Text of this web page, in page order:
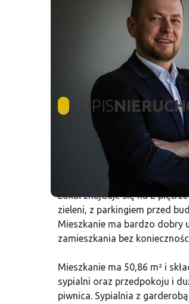
OPIS
Na sprzedaż przytulne
ul. M. Kajki 1.
Lokal znajduje się na 2
zieleni, z parkingiem przed
Mieszkanie ma bardzo dobry
zamieszkania bez
Mieszkanie ma 50,86 m² i
sypialni oraz przedpokoju i
piwnica. Sypialnia z